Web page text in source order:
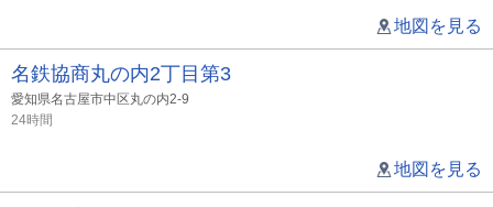
地図を見る
名鉄協商丸の内2丁目第3
愛知県名古屋市中区丸の内2-9
24時間
地図を見る